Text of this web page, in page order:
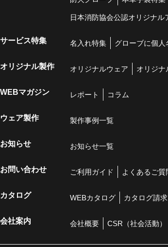
日本消防協会公認オリジナル
サービス特集 名入れ特集 グローブに個人
オリジナル製作 オリジナルウェア オリジナ
WEBマガジン レポート コラム
ウェア製作 製作事例一覧
お知らせ お知らせ一覧
お問い合わせ ご利用ガイド よくあるご質
カタログ WEBカタログ カタログ請求
会社案内 会社概要 CSR（社会活動）